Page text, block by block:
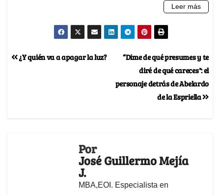
“Dime de qué presumes y te
diré de qué careces": el
personaje detrás de Abelardo
de la Espriella
¿Y quién va a apagar la luz?
Por
José Guillermo Mejía
J.
MBA,EOI. Especialista en